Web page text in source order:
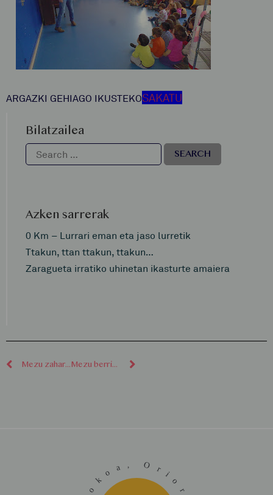
ARGAZKI GEHIAGO IKUSTEKOSAKATU
Bilatzailea
Azken sarrerak
0 Km – Lurrari eman eta jaso lurretik
Ttakun, ttan ttakun, ttakun…
Zaragueta irratiko uhinetan ikasturte amaiera
Mezu zaharragoak Mezu berriagoak